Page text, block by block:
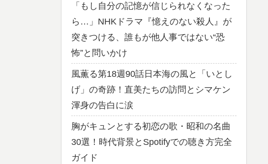
「もし自分の記憶が信じられなくなった
ら…」NHKドラマ『憶えのない殺人』が
突きつける、誰もが他人事ではない“恐
怖”と問いかけ
風薫る第18週90話日本海の風と「いとし
げ」の奇跡！直美たちの訪問とシマケン
渾身の告白に涙
胸がキュンとする初恋の歌・昭和の名曲
30選！時代背景とSpotifyでの聴き方完全
ガイド